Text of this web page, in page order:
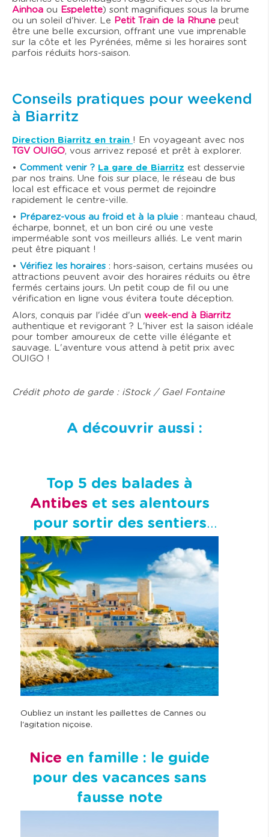
Ainhoa ou Espelette) sont magnifiques sous la brume
ou un soleil d'hiver. Le Petit Train de la Rhune peut
être une belle excursion, offrant une vue imprenable
sur la côte et les Pyrénées, même si les horaires sont
parfois réduits hors-saison.
Conseils pratiques pour weekend
à Biarritz
Direction Biarritz en train ! En voyageant avec nos
TGV OUIGO, vous arrivez reposé et prêt à explorer.
• Comment venir ? La gare de Biarritz est desservie
par nos trains. Une fois sur place, le réseau de bus
local est efficace et vous permet de rejoindre
rapidement le centre-ville.
•
Préparez-vous au froid et à la pluie : manteau chaud,
écharpe, bonnet, et un bon ciré ou une veste
imperméable sont vos meilleurs alliés. Le vent marin
peut être piquant !
• Vérifiez les horaires : hors-saison, certains musées ou
attractions peuvent avoir des horaires réduits ou être
fermés certains jours. Un petit coup de fil ou une
vérification en ligne vous évitera toute déception.
Alors, conquis par l'idée d'un week-end à Biarritz
authentique et revigorant ? L'hiver est la saison idéale
pour tomber amoureux de cette ville élégante et
sauvage. L'aventure vous attend à petit prix avec
OUIGO !
Crédit photo de garde : iStock / Gael Fontaine
A découvrir aussi :
Top 5 des balades à
Antibes et ses alentours
pour sortir des sentiers
Oubliez un instant les paillettes de Cannes ou
l'agitation niçoise.
Nice en famille : le guide
pour des vacances sans
fausse note